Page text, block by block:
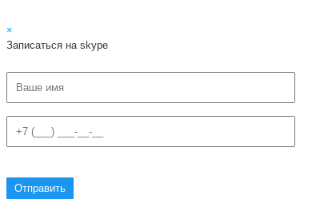
×
Записаться на skype